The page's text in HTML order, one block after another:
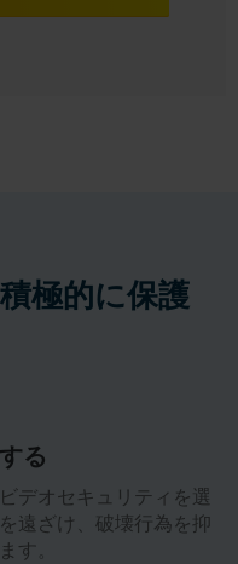
極的に保護
る
デオセキュリティを選
遠ざけ、破壊行為を抑
す。